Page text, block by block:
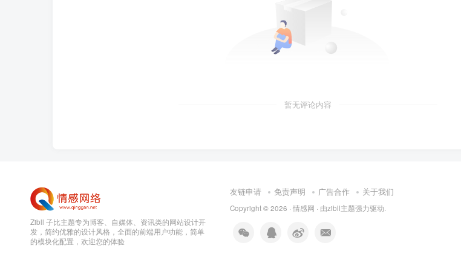
暂无评论内容
Zibll 子比主题专为博客、自媒体、资讯类的网站设计开
发，简约优雅的设计风格，全面的前端用户功能，简单
的模块化配置，欢迎您的体验
友链申请 免责声明 广告合作 关于我们
Copyright © 2026 · 情感网 · 由zibll主题强力驱动.